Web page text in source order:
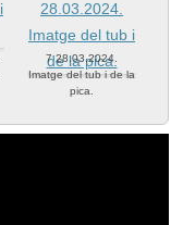
7 28.03.2024.
Imatge del tub i de la
pica.